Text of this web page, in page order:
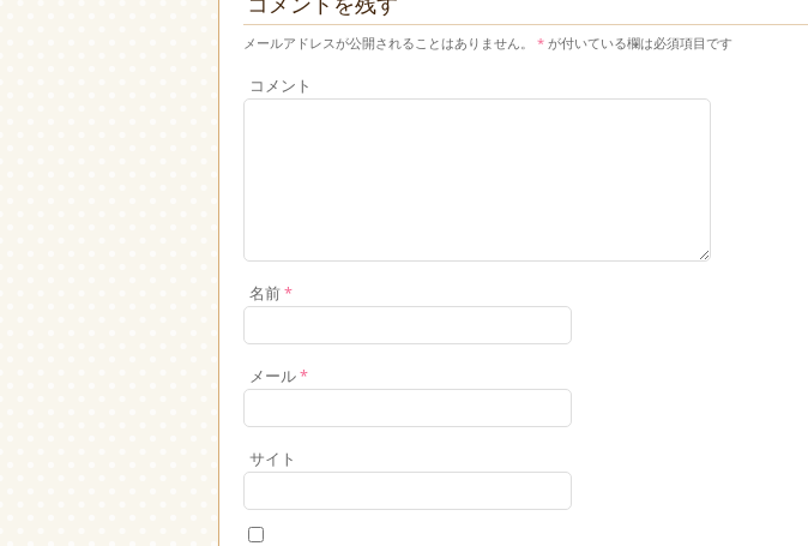
メールアドレスが公開されることはありません。 * が付いている欄は必須項目です
コメント
名前*
メール*
サイト